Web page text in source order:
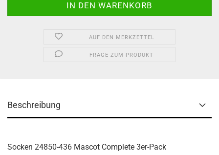
AUF DEN MERKZETTEL
FRAGE ZUM PRODUKT
Beschreibung
Socken 24850-436 Mascot Complete 3er-Pack